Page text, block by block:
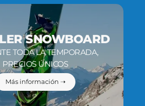
SNOWBOARD
TODA LA TEMPORADA,
PRECIOS ÚNICOS
Más información ➝